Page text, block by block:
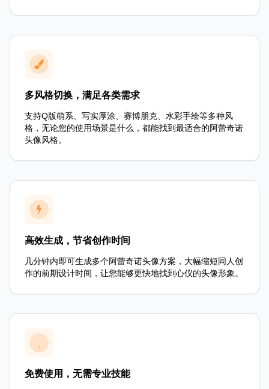
多风格切换，满足各类需求
支持Q版萌系、写实厚涂、赛博朋克、水彩手绘等多种风
格，无论您的使用场景是什么，都能找到最适合的阿蕾奇诺
头像风格。
高效生成，节省创作时间
几分钟内即可生成多个阿蕾奇诺头像方案，大幅缩短同人创
作的前期设计时间，让您能够更快地找到心仪的头像形象。
免费使用，无需专业技能